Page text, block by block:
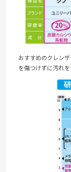
おすすめのクレン
を傷つけずに汚れ